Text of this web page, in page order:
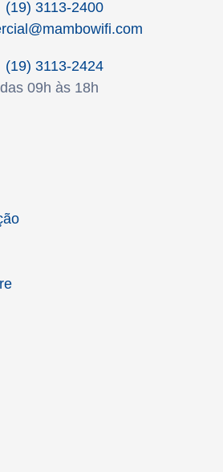
(19) 3113-2400
(19) 3113-2424
09h às 18h